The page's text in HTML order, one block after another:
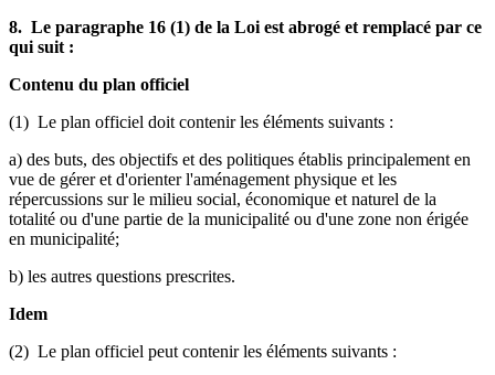
8. Le paragraphe 16 (1) de la Loi est abrogé et remplacé par ce
qui suit :
Contenu du plan officiel
(1) Le plan officiel doit contenir les éléments suivants :
a) des buts, des objectifs et des politiques établis principalement en
vue de gérer et d'orienter l'aménagement physique et les
répercussions sur le milieu social, économique et naturel de la
totalité ou d'une partie de la municipalité ou d'une zone non érigée
en municipalité;
b) les autres questions prescrites.
Idem
(2) Le plan officiel peut contenir les éléments suivants :